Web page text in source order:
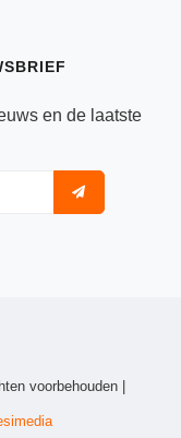
en de laatste
voorbehouden |